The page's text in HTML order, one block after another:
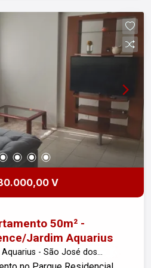
V
50m² -
Jardim Aquarius
Aquarius - São José dos